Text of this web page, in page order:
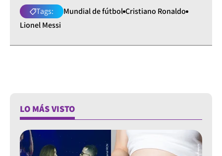
Tags: Mundial de fútbol Cristiano Ronaldo
Lionel Messi
LO MÁS VISTO